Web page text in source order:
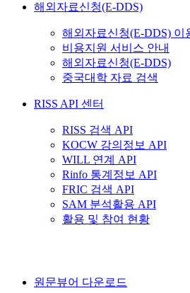
해외자료신청(E-DDS)
해외자료신청(E-DDS) 이
비용지원 서비스 안내
해외자료신청(E-DDS)
중국대학 자료 검색
RISS API 센터
RISS 검색 API
KOCW 강의정보 API
WILL 연계 API
Rinfo 통계정보 API
FRIC 검색 API
SAM 분석활용 API
활용 및 참여 현황
원문뷰어 다운로드